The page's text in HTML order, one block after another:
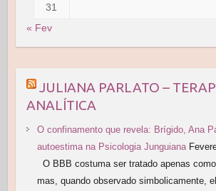
31
« Fev
JULIANA PARLATO –
ANALÍTICA
O confinamento que revela: Brígido, Ana
autoestima na Psicologia Junguiana
O BBB costuma ser tratado apenas
mas, quando observado simbolicamente,